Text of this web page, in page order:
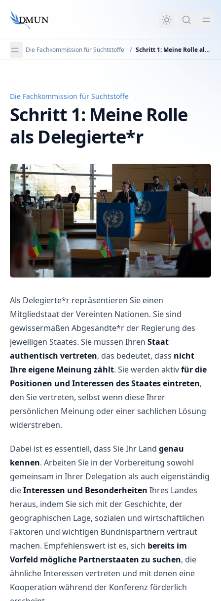
content
Die Fachkommission für Suchtstoffe / Schritt 1: Meine Rolle als Delegierte*r
Schritt 1: Meine Rolle als Delegierte*r
Die Fachkommission für Suchtstoffe
Schritt 1: Meine Rolle
als Delegierte*r
Als Delegierte*r repräsentieren Sie einen
Mitgliedstaat der Vereinten Nationen. Sie sind
gewissermaßen Abgesandte*r der Regierung des
jeweiligen Staates. Sie müssen Ihren Staat
authentisch vertreten, das bedeutet, dass nicht
Ihre eigene Meinung zählt. Sie werden aktivfür die
Positionen und Interessen des Staates eintreten,
den Sie vertreten, selbst wenn diese Ihrer
persönlichen Meinung oder einer sachlichen Lösung
widerstreben.
Dabei ist es essentiell, dass Sie Ihr Land genau
kennen. Arbeiten Sie in der Vorbereitung sowohl
gemeinsam in Ihrer Delegation als auch eigenständig
dieInteressen und Besonderheiten Ihres Landes
heraus, indem Sie sich mit der Geschichte, der
geographischen Lage, sozialen und wirtschaftlichen
Faktoren und wichtigen Bündnispartnern vertraut
machen. Empfehlenswert ist es, sich bereits im
Vorfeld mögliche Partnerstaaten zu suchen, die
ähnliche Interessen vertreten und mit denen eine
Kooperation während der Konferenz förderlich